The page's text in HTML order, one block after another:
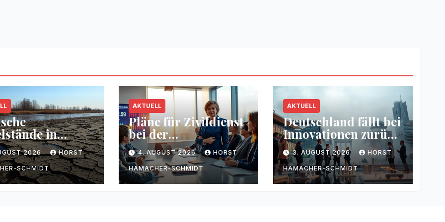
in
durch
2026 HORST
SCHMIDT
AKTUELL
Pläne für Zivildienst
bei der
Bundesregierung
4. AUGUST 2026 HORST
HAMACHER-SCHMIDT
AKTUELL
Deutschland fällt bei
Innovationen zurück
– Warum
3. AUGUST 2026 HORST
HAMACHER-SCHMIDT